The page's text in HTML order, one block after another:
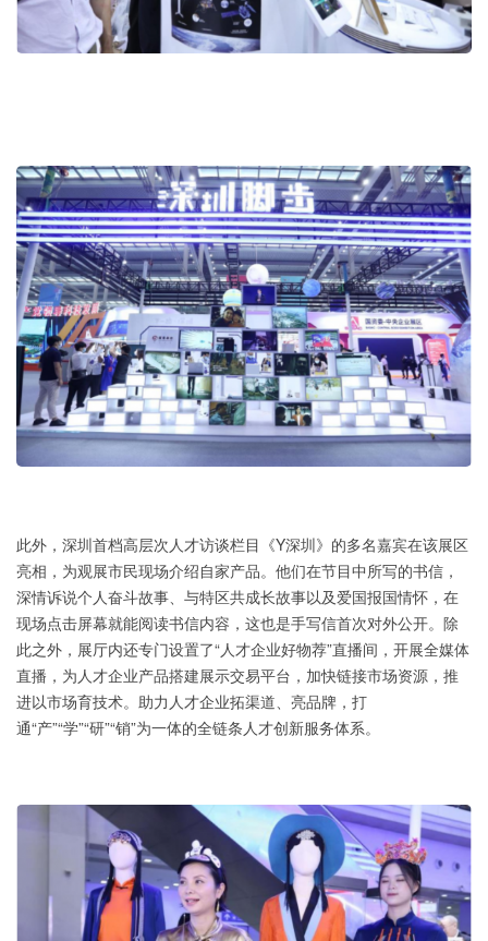
此外，深圳首档高层次人才访谈栏目《Y深圳》的多名嘉宾在该展区
亮相，为观展市民现场介绍自家产品。他们在节目中所写的书信，
深情诉说个人奋斗故事、与特区共成长故事以及爱国报国情怀，在
现场点击屏幕就能阅读书信内容，这也是手写信首次对外公开。除
此之外，展厅内还专门设置了“人才企业好物荐”直播间，开展全媒体
直播，为人才企业产品搭建展示交易平台，加快链接市场资源，推
进以市场育技术。助力人才企业拓渠道、亮品牌，打
通“产”“学”“研”“销”为一体的全链条人才创新服务体系。